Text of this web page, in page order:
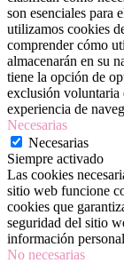
son esenciales para
utilizamos cookies
comprender cómo
almacenarán en su
tiene la opción de
exclusión voluntaria
experiencia de
Necesarias
Necesarias
Siempre activado
Las cookies
sitio web funcione
cookies que
seguridad del sitio
información
No necesarias